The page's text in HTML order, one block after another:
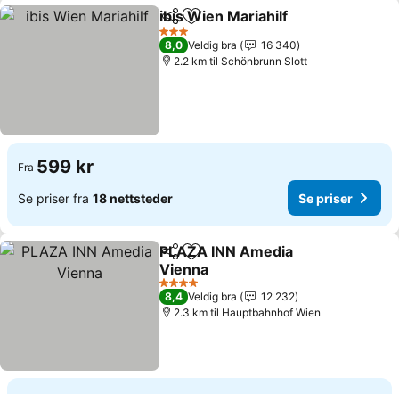
Del Legg til i favoritter
ibis Wien Mariahilf
3 Stjerner
8,0 Veldig bra
16 340
2.2 km til Schönbrunn Slott
Fra 599 kr
Se priser fra 18 nettsteder Se priser
Del Legg til i favoritter
PLAZA INN Amedia
Vienna
Se priser
4 Stjerner
8,4 Veldig bra
12 232
2.3 km til Hauptbahnhof Wien